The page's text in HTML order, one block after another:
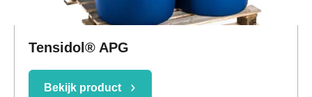
Tensidol® APG
Bekijk product